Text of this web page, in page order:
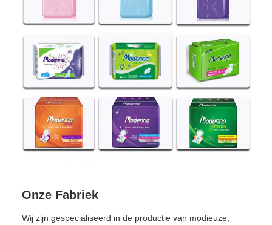
Onze Fabriek
Wij zijn gespecialiseerd in de productie van modieuze,